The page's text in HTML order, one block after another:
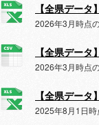
【全県デー
2026年3月時点
【全県デー
2026年3月時点
【全県デー
2025年8月1日時